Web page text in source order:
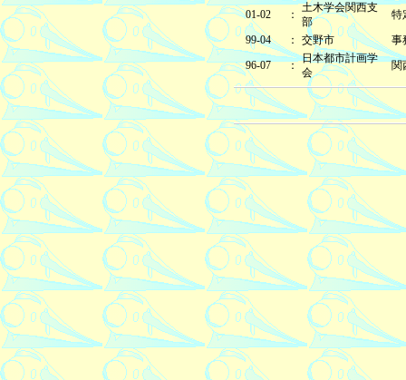
01-02
：
土木学会関西支
部
特
99-04
： 交野市
事
96-07
：
日本都市計画学
会
関